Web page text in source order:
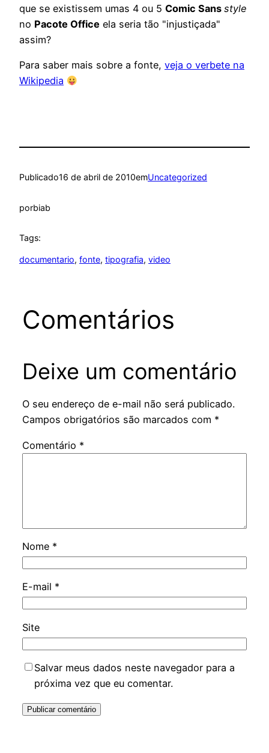
que se existissem umas 4 ou 5 Comic Sans style
no Pacote Office ela seria tão "injustiçada"
assim?
Para saber mais sobre a fonte, veja o verbete na
Wikipedia
Publicado16 de abril de 2010emUncategorized
porbiab
Tags:
documentario, fonte, tipografia, video
Comentários
Deixe um comentário
O seu endereço de e-mail não será publicado.
Campos obrigatórios são marcados com *
Comentário *
Nome *
E-mail *
Site
Salvar meus dados neste navegador para a
próxima vez que eu comentar.